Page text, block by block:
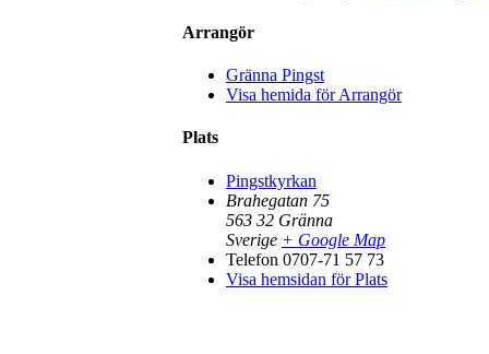
Arrangör
Gränna Pingst
Visa hemida för Arrangör
Plats
Pingstkyrkan
Brahegatan 75
563 32 Gränna
Sverige + Google Map
Telefon 0707-71 57 73
Visa hemsidan för Plats